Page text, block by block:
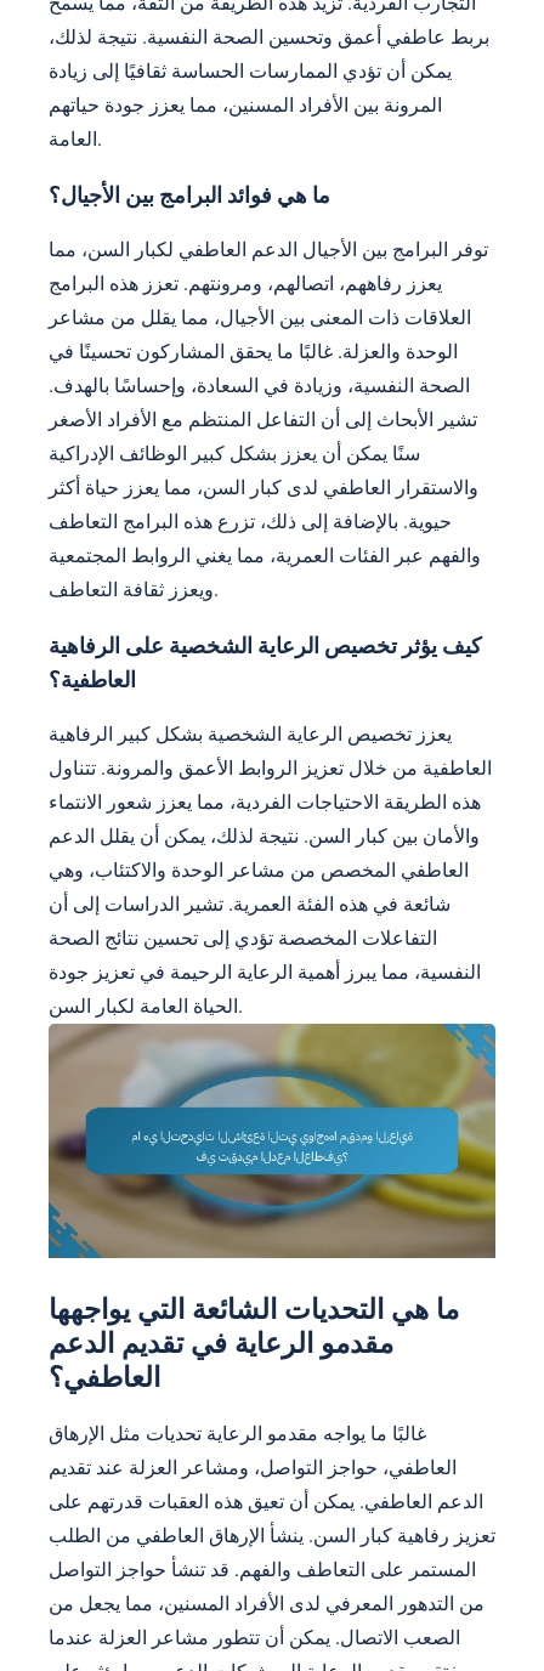
بربط عاطفي أعمق وتحسين الصحة النفسية. نتيجة لذلك،
يمكن أن تؤدي الممارسات الحساسة ثقافيًا إلى زيادة
المرونة بين الأفراد المسنين، مما يعزز جودة حياتهم
العامة.
ما هي فوائد البرامج بين الأجيال؟
توفر البرامج بين الأجيال الدعم العاطفي لكبار السن، مما
يعزز رفاههم، اتصالهم، ومرونتهم. تعزز هذه البرامج
العلاقات ذات المعنى بين الأجيال، مما يقلل من مشاعر
الوحدة والعزلة. غالبًا ما يحقق المشاركون تحسينًا في
الصحة النفسية، وزيادة في السعادة، وإحساسًا بالهدف.
تشير الأبحاث إلى أن التفاعل المنتظم مع الأفراد الأصغر
سنًا يمكن أن يعزز بشكل كبير الوظائف الإدراكية
والاستقرار العاطفي لدى كبار السن، مما يعزز حياة أكثر
حيوية. بالإضافة إلى ذلك، تزرع هذه البرامج التعاطف
والفهم عبر الفئات العمرية، مما يغني الروابط المجتمعية
ويعزز ثقافة التعاطف.
كيف يؤثر تخصيص الرعاية الشخصية على الرفاهية
العاطفية؟
يعزز تخصيص الرعاية الشخصية بشكل كبير الرفاهية
العاطفية من خلال تعزيز الروابط الأعمق والمرونة. تتناول
هذه الطريقة الاحتياجات الفردية، مما يعزز شعور الانتماء
والأمان بين كبار السن. نتيجة لذلك، يمكن أن يقلل الدعم
العاطفي المخصص من مشاعر الوحدة والاكتئاب، وهي
شائعة في هذه الفئة العمرية. تشير الدراسات إلى أن
التفاعلات المخصصة تؤدي إلى تحسين نتائج الصحة
النفسية، مما يبرز أهمية الرعاية الرحيمة في تعزيز جودة
الحياة العامة لكبار السن.
ما هي التحديات الشائعة التي يواجهها
مقدمو الرعاية في تقديم الدعم
العاطفي؟
غالبًا ما يواجه مقدمو الرعاية تحديات مثل الإرهاق
العاطفي، حواجز التواصل، ومشاعر العزلة عند تقديم
الدعم العاطفي. يمكن أن تعيق هذه العقبات قدرتهم على
تعزيز رفاهية كبار السن. ينشأ الإرهاق العاطفي من الطلب
المستمر على التعاطف والفهم. قد تنشأ حواجز التواصل
من التدهور المعرفي لدى الأفراد المسنين، مما يجعل من
الصعب الاتصال. يمكن أن تتطور مشاعر العزلة عندما